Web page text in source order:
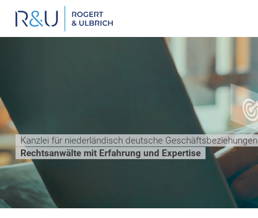
Kanzlei für niederländisch deutsche Geschäftsbeziehungen
Rechtsanwälte mit Erfahrung und Expertise